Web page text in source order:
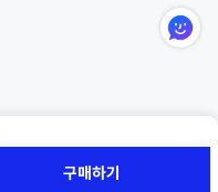
구매하기